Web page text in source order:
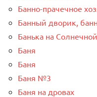
Банно-прачечное
Банный дворик,
Банька на Солнечной
Баня
Баня
Баня №3
Баня на дровах